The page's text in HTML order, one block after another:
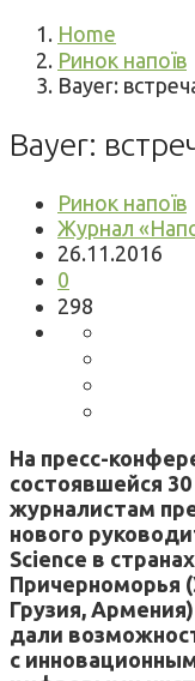
Home
Ринок напоїв
Bayer:
Bayer:
Ринок напоїв
Журнал
26.11.2016
0
298
На пресс-
состоявшейся
журналистам
нового
Science в
Причерноморья
Грузия,
дали
с